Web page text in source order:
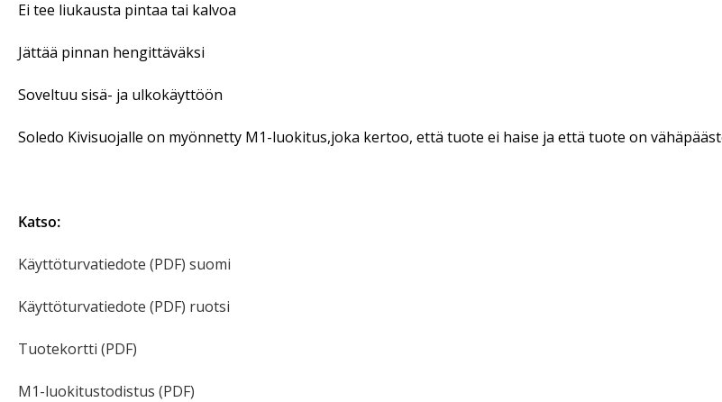
Ei tee liukausta pintaa tai kalvoa
Jättää pinnan hengittäväksi
Soveltuu sisä- ja ulkokäyttöön
Soledo Kivisuojalle on myönnetty M1-luokitus,joka kertoo, että tuote ei haise ja että tuote on
Katso:
Käyttöturvatiedote (PDF) suomi
Käyttöturvatiedote (PDF) ruotsi
Tuotekortti (PDF)
M1-luokitustodistus (PDF)